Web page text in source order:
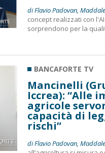
di Flavio Padovan,
concept realizzati con
sorprendono per la
BANCAFORTE TV
Mancinelli
Iccrea): “Alle
agricole
capacità di
rischi”
di Flavio Padovan,